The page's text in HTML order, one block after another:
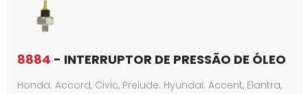
8884 - INTERRUPTOR DE PRESSÃO DE ÓLEO
Honda: Accord, Civic, Prelude. Hyundai: Accent, Elantra,